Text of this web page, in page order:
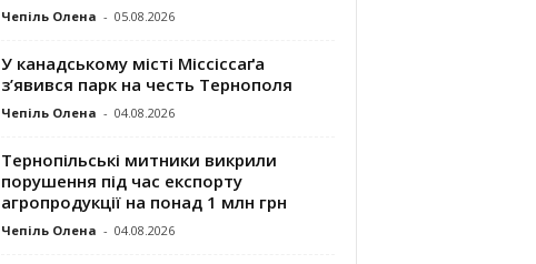
Чепіль Олена - 05.08.2026
У канадському місті Міссіссаґа
з’явився парк на честь Тернополя
Чепіль Олена - 04.08.2026
Тернопільські митники викрили
порушення під час експорту
агропродукції на понад 1 млн грн
Чепіль Олена - 04.08.2026